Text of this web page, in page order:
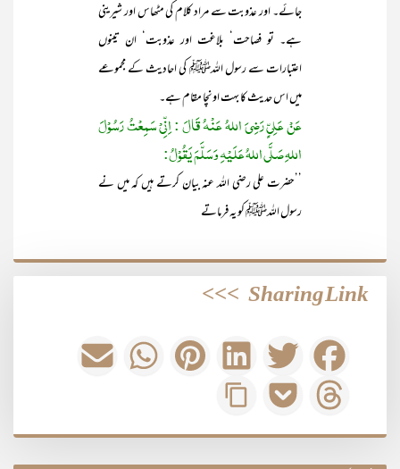
جائے۔ اور عذوبت سے مراد کلام کی مٹھاس اور شیرینی
ہے۔ تو فصاحت‘ بلاغت اور عذوبت‘ ان تینوں
اعتبارات سے رسول اللہﷺ کی احادیث کے مجموعے
میں اس حدیث کا بہت اونچا مقام ہے۔
عَنْ عَلِیٍّ رَضِیَ اللہُ عَنْہُ قَالَ : اِنِّیْ سَمِعْتُ رَسُوْلَ
اللہِ صَلَّی اللہُ عَلَیْہِ وَسَلَّمَ یَقُوْلُ:
’’حضرت علی رضی اللہ عنہ بیان کرتے ہیں کہ میں نے
رسول اللہﷺ کو یہ فرماتے
Sharing Link
>>>